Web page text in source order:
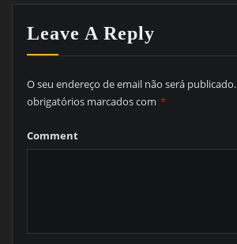
Leave A Reply
O seu endereço de email não será publicado.
obrigatórios marcados com *
Comment